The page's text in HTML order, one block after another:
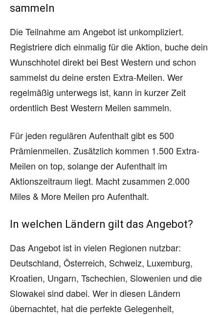
sammeln
Die Teilnahme am Angebot ist unkompliziert.
Registriere dich einmalig für die Aktion, buche dein
Wunschhotel direkt bei Best Western und schon
sammelst du deine ersten Extra-Meilen. Wer
regelmäßig unterwegs ist, kann in kurzer Zeit
ordentlich Best Western Meilen sammeln.
Für jeden regulären Aufenthalt gibt es 500
Prämienmeilen. Zusätzlich kommen 1.500 Extra-
Meilen on top, solange der Aufenthalt im
Aktionszeitraum liegt. Macht zusammen 2.000
Miles & More Meilen pro Aufenthalt.
In welchen Ländern gilt das Angebot?
Das Angebot ist in vielen Regionen nutzbar:
Deutschland, Österreich, Schweiz, Luxemburg,
Kroatien, Ungarn, Tschechien, Slowenien und die
Slowakei sind dabei. Wer in diesen Ländern
übernachtet, hat die perfekte Gelegenheit,